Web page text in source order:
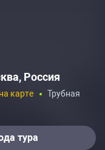
Россия
на карте Трубная
тура